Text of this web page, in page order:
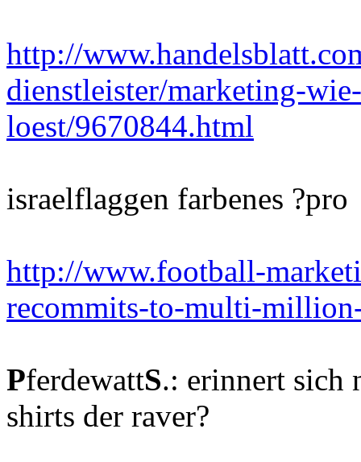
http://
dienstleister/marketing-
loest/9670844.html
israelflaggen farbenes ?pro
http://www.football-
recommits-to-multi-
PferdewattS.: erinnert sich
shirts der raver?